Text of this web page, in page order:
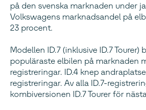
på den svenska marknaden under
Volkswagens marknadsandel på
23 procent.
Modellen ID.7 (inklusive ID.7 Tourer)
populäraste elbilen på marknaden
registreringar. ID.4 knep
registreringar. Av alla ID.7-
kombiversionen ID.7 Tourer för